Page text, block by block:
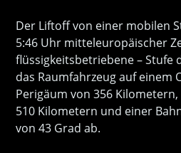
Der Liftoff von einer mobilen
5:46 Uhr mitteleuropäischer
flüssigkeitsbetriebene – Stufe
das Raumfahrzeug auf einem
Perigäum von 356
510 Kilometern und einer
von 43 Grad ab.